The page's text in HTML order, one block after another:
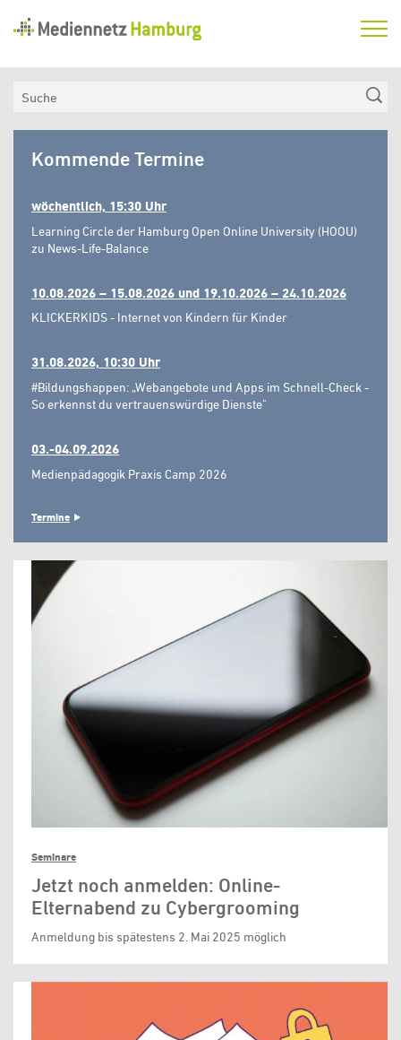
Hamburg
Aktuelles
Medienkompetenzfonds
Hamburg
Kommende Termine
wöchentlich, 15:30 Uhr
Learning Circle der Hamburg Open Online University (HOOU)
zu News-Life-Balance
10.08.2026 – 15.08.2026 und 19.10.2026 – 24.10.2026
KLICKERKIDS - Internet von Kindern für Kinder
31.08.2026, 10:30 Uhr
#Bildungshappen: „Webangebote und Apps im Schnell-Check -
So erkennst du vertrauenswürdige Dienste"
03.-04.09.2026
Medienpädagogik Praxis Camp 2026
Termine
Seminare
Jetzt noch anmelden: Online-
Elternabend zu Cybergrooming
Anmeldung bis spätestens 2. Mai 2025 möglich